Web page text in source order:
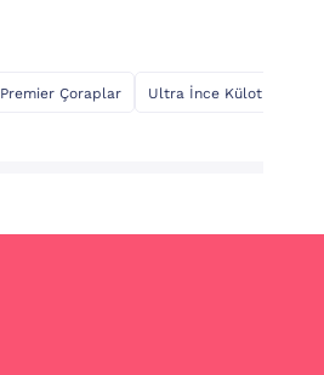
Premier Çoraplar Ultra İnce Külotlu Çorap